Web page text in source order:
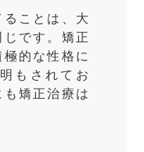
ことは、大
です。矯正
的な性格に
もされてお
矯正治療は